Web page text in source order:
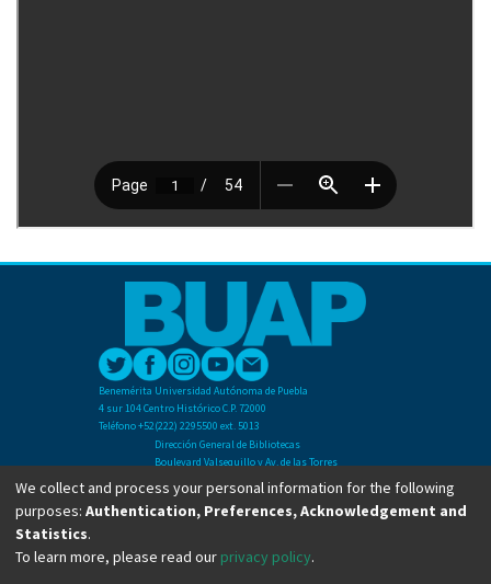
Benemérita Universidad Autónoma de Puebla
4 sur 104 Centro Histórico C.P. 72000
Teléfono +52(222) 2295500 ext. 5013
Dirección General de Bibliotecas
Boulevard Valsequillo y Av. de las Torres
Ciudad Universitaria. Col. San Manuel
C.P. 72570
Teléfono +52 (222) 2295500 Ext 2901
We collect and process your personal information for the following
purposes: Authentication, Preferences, Acknowledgement and
Statistics.
To learn more, please read our privacy policy.